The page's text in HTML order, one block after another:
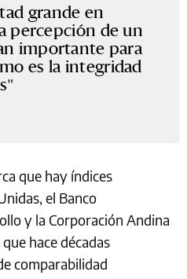
grande en
percepción de un
importante para
es la integridad
que hay índices
el Banco
y la Corporación Andina
hace décadas
comparabilidad